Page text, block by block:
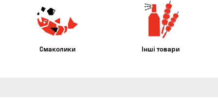
Смаколики Інші товари